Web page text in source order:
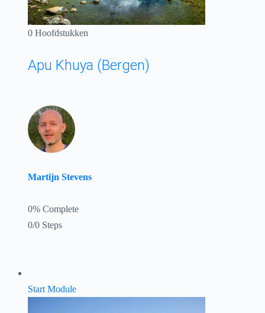
0 Hoofdstukken
Apu Khuya (Bergen)
Martijn Stevens
0% Complete
0/0 Steps
Start Module